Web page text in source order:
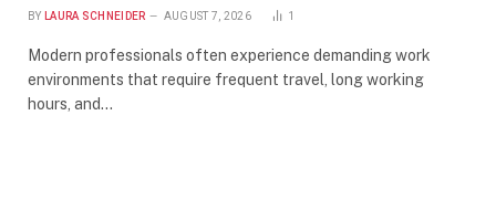
BY LAURA SCHNEIDER AUGUST 7, 2026 1
Modern professionals often experience demanding work
environments that require frequent travel, long working
hours, and…